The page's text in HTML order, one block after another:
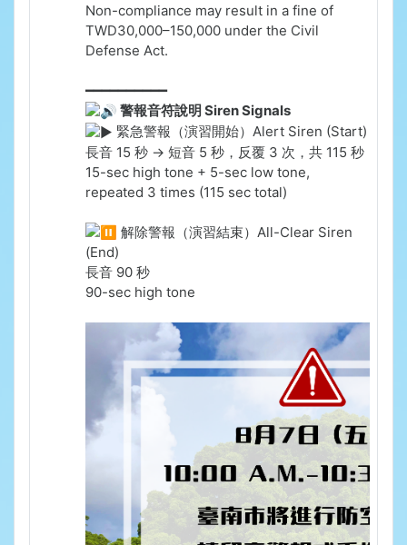
Non-compliance may result in a fine of
TWD30,000–150,000 under the Civil
Defense Act.
━━━━━━━━━━
警報音符說明 Siren Signals
緊急警報（演習開始）Alert Siren (Start)
長音 15 秒 → 短音 5 秒，反覆 3 次，共 115 秒
15-sec high tone + 5-sec low tone,
repeated 3 times (115 sec total)
解除警報（演習結束）All-Clear Siren
(End)
長音 90 秒
90-sec high tone